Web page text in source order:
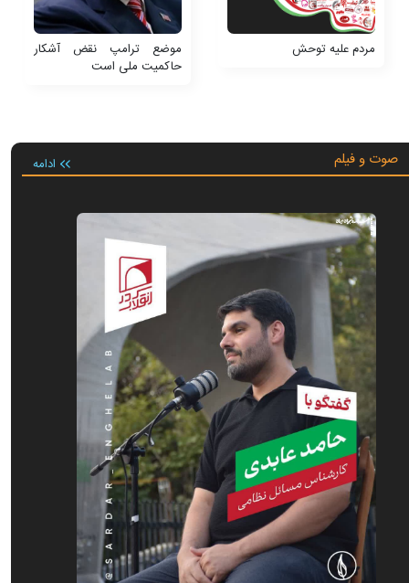
مردم علیه توحش
موضع ترامپ نقض آشکار
حاکمیت ملی است
صوت و فیلم ادامه